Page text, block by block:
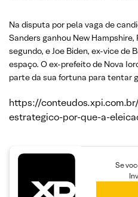
Na disputa por pela vaga de
Sanders ganhou New
segundo, e Joe Biden, ex-vice de
espaço. O ex-prefeito de Nova
parte da sua fortuna para tentar
https://
estrategico-por-que-a-
Se